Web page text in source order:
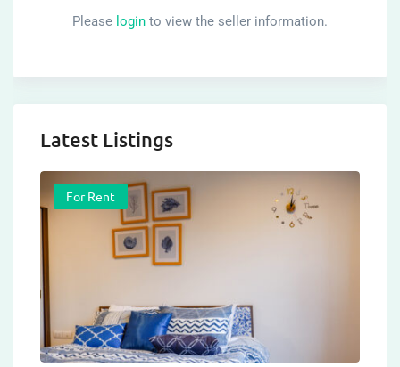
Please login to view the seller information.
Latest Listings
For Rent